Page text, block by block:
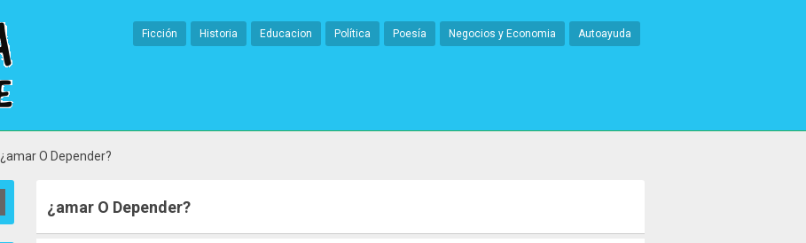
Ficción Historia Educacion Política Poesía Negocios y Economia Autoayuda
¿amar O Depender?
¿amar O Depender?